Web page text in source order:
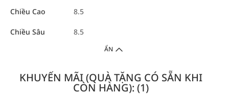
Chiều Cao 8.5
Chiều Sâu 8.5
ẨN
KHUYẾN MÃI (QUÀ TẶNG CÓ SẴN KHI
CÒN HÀNG): (1)